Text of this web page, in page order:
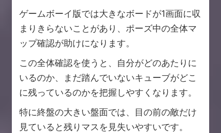
ゲームボーイ版では大きなボードが1画面に収
まりきらないことがあり、ポーズ中の全体マ
ップ確認が助けになります。
この全体確認を使うと、自分がどのあたりに
いるのか、まだ踏んでいないキューブがどこ
に残っているのかを把握しやすくなります。
特に終盤の大きい盤面では、目の前の敵だけ
見ていると残りマスを見失いやすいです。